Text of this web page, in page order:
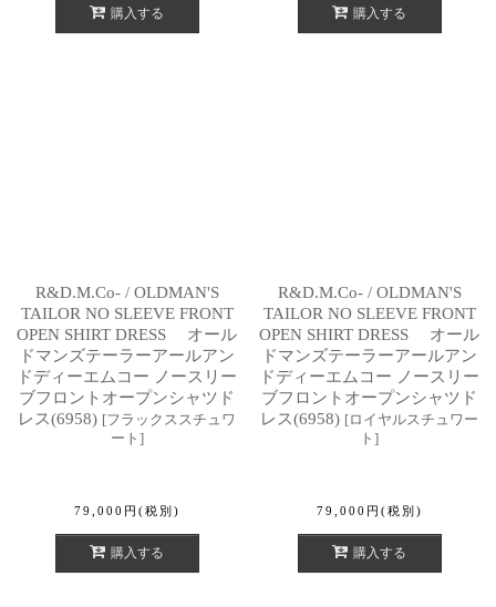
購入する 購入する
R&D.M.Co- / OLDMAN'S
TAILOR NO SLEEVE FRONT
OPEN SHIRT DRESS オール
ドマンズテーラーアールアン
ドディーエムコー ノースリー
ブフロントオープンシャツド
レス(6958) [フラックススチュワ
ート ]
79,000 円 (税別)
購入する
R&D.M.Co- / OLDMAN'S
TAILOR NO SLEEVE FRONT
OPEN SHIRT DRESS オール
ドマンズテーラーアールアン
ドディーエムコー ノースリー
ブフロントオープンシャツド
レス(6958) [ロイヤルスチュワー
ト ]
79,000 円 (税別)
購入する